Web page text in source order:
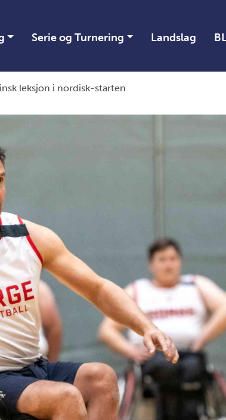
Serie og Turnering Landslag
leksjon i nordisk-starten